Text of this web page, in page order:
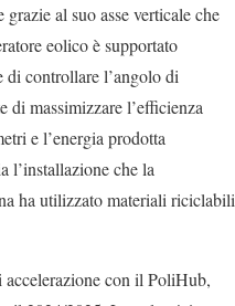
al suo asse verticale che
eolico è supportato
di controllare l’angolo di
di massimizzare l’efficienza
e l’energia prodotta
l’installazione che la
ha utilizzato materiali riciclabili
con il PoliHub,